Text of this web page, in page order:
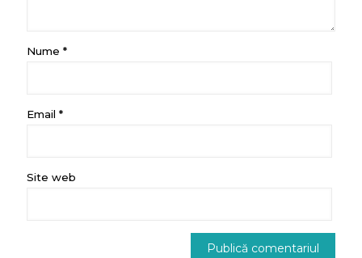
Nume *
Email *
Site web